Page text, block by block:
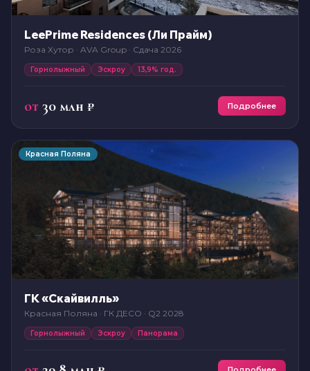
LeePrime Residences (Ли Прайм)
Роза Хутор · AVA Group · Сдача 2026
Горнолыжный Эскроу 13,9% год.
от 30 млн ₽ Подробнее
Красная Поляна
ГК «Скайвилль»
Красная Поляна · ГК ДЕСО · Q2 2028
Горнолыжный Эскроу Панорама